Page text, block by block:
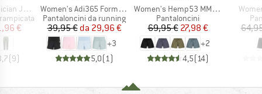
Pants
ridotto
€
(9)
Articolo
Women's Adi365 Formotion Shorts
Gruppo di prodotti
Pantaloncini da running
Prezzo
39,95 € Prezzo ridotto
da 29,96 €
+3
5,0(1 )
Articolo
Women's Hemp53 MMXX. Shorts
Gruppo di prodotti
Pantaloncini
Prezzo
69,95 €Prezzo ridotto
27,98 €
+2
4,5(14)